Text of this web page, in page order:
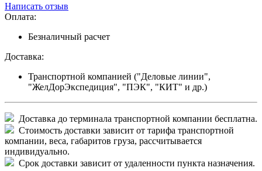
Написать отзыв
Оплата:
Безналичный расчет
Доставка:
Транспортной компанией ("Деловые линии",
"ЖелДорЭкспедиция", "ПЭК", "КИТ" и др.)
Доставка до терминала транспортной компании бесплатна.
Стоимость доставки зависит от тарифа транспортной
компании, веса, габаритов груза, рассчитывается
индивидуально.
Срок доставки зависит от удаленности пункта назначения.